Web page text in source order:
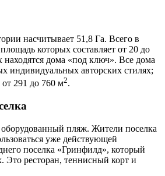
насчитывает 51,8 Га. Всего в
которых составляет от 20 до
находятся дома «под ключ». Все дома
индивидуальных авторских стилях;
от 291 до 760 м2.
оборудованный пляж. Жители поселка
уже действующей
поселка «Гринфилд», который
Это ресторан, теннисный корт и